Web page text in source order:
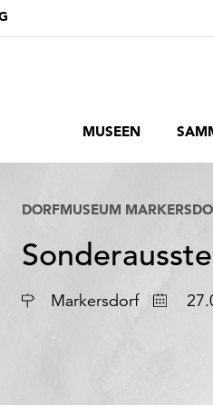
MUSEEN
DORFMUSEUM
Ort Markersdorf Datum